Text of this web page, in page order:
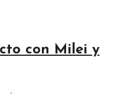
con Milei y